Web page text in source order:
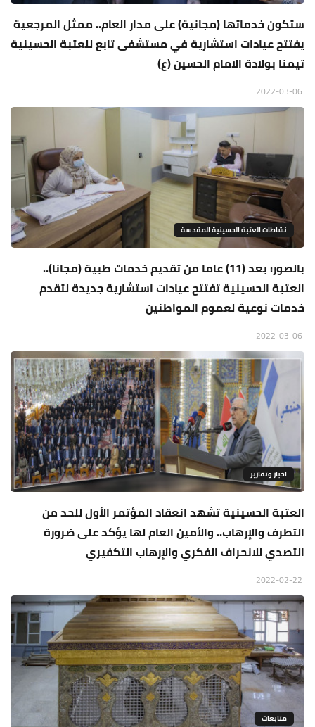
ستكون خدماتها (مجانية) على مدار العام.. ممثل المرجعية
يفتتح عيادات استشارية في مستشفى تابع للعتبة الحسينية
تيمنا بولادة الامام الحسين (ع)
نشاطات العتبة الحسينية المقدسة
بالصور: بعد (11) عاما من تقديم خدمات طبية (مجانا)..
العتبة الحسينية تفتتح عيادات استشارية جديدة لتقدم
خدمات نوعية لعموم المواطنين
اخبار وتقارير
العتبة الحسينية تشهد انعقاد المؤتمر الأول للحد من
التطرف والإرهاب.. والأمين العام لها يؤكد على ضرورة
التصدي للانحراف الفكري والإرهاب التكفيري
متابعات